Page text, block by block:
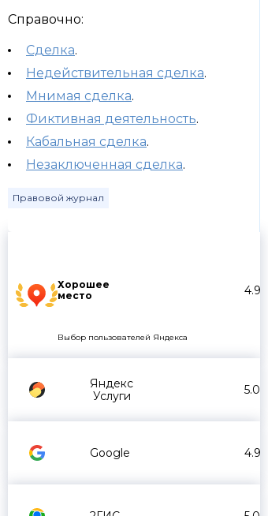
Хорошее
место
4.9
Выбор пользователей Яндекса
Яндекс
Услуги
5.0
Google 4.9
Справочно:
Сделка.
Недействительная сделка.
Мнимая сделка.
Фиктивная деятельность.
Кабальная сделка.
Незаключенная сделка.
Правовой журнал